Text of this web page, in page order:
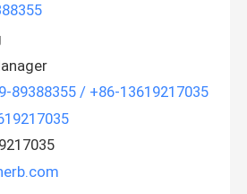
89388355 / +86-13619217035